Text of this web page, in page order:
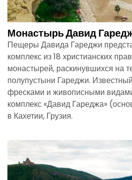
Монастырь Давид
Пещеры Давида Гареджи
комплекс из 18 христианских
монастырей, раскинувшихся на
полупустыни Гареджи.
фресками и живописными
комплекс «Давид Гареджа»
в Кахетии, Грузия.